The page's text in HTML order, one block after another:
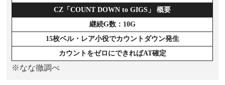
CZ「COUNT DOWN to GIGS」 概要
継続G数：10G
15枚ベル・レア小役でカウントダウン発生
カウントをゼロにできればAT確定
※なな徹調べ